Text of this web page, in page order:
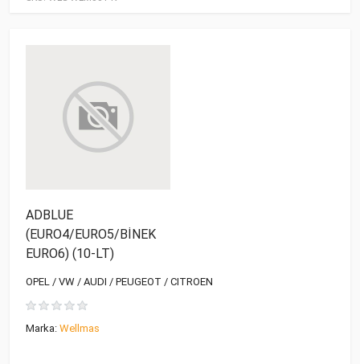
ADBLUE
(EURO4/EURO5/BİNEK
EURO6) (10-LT)
OPEL / VW / AUDI / PEUGEOT / CITROEN
Marka: Wellmas